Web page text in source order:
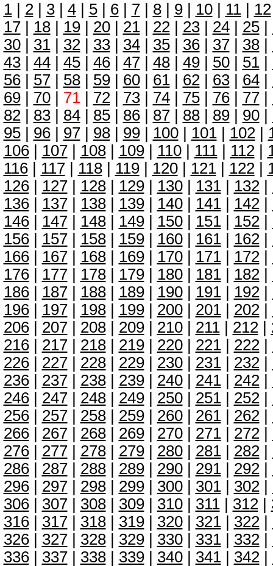
1| 2| 3| 4| 5| 6| 7| 8| 9| 10| 11| 12
17| 18| 19| 20| 21| 22| 23| 24| 25|
30| 31| 32| 33| 34| 35| 36| 37| 38|
43| 44| 45| 46| 47| 48| 49| 50| 51|
56| 57| 58| 59| 60| 61| 62| 63| 64|
69| 70| 71| 72| 73| 74| 75| 76| 77|
82| 83| 84| 85| 86| 87| 88| 89| 90|
95| 96| 97| 98| 99| 100| 101| 102|
106| 107| 108| 109| 110| 111| 112|
116| 117| 118| 119| 120| 121| 122|
126| 127| 128| 129| 130| 131| 132|
136| 137| 138| 139| 140| 141| 142|
146| 147| 148| 149| 150| 151| 152|
156| 157| 158| 159| 160| 161| 162|
166| 167| 168| 169| 170| 171| 172|
176| 177| 178| 179| 180| 181| 182|
186| 187| 188| 189| 190| 191| 192|
196| 197| 198| 199| 200| 201| 202|
206| 207| 208| 209| 210| 211| 212|
216| 217| 218| 219| 220| 221| 222|
226| 227| 228| 229| 230| 231| 232|
236| 237| 238| 239| 240| 241| 242|
246| 247| 248| 249| 250| 251| 252|
256| 257| 258| 259| 260| 261| 262|
266| 267| 268| 269| 270| 271| 272|
276| 277| 278| 279| 280| 281| 282|
286| 287| 288| 289| 290| 291| 292|
296| 297| 298| 299| 300| 301| 302|
306| 307| 308| 309| 310| 311| 312|
316| 317| 318| 319| 320| 321| 322|
326| 327| 328| 329| 330| 331| 332|
336| 337| 338| 339| 340| 341| 342|